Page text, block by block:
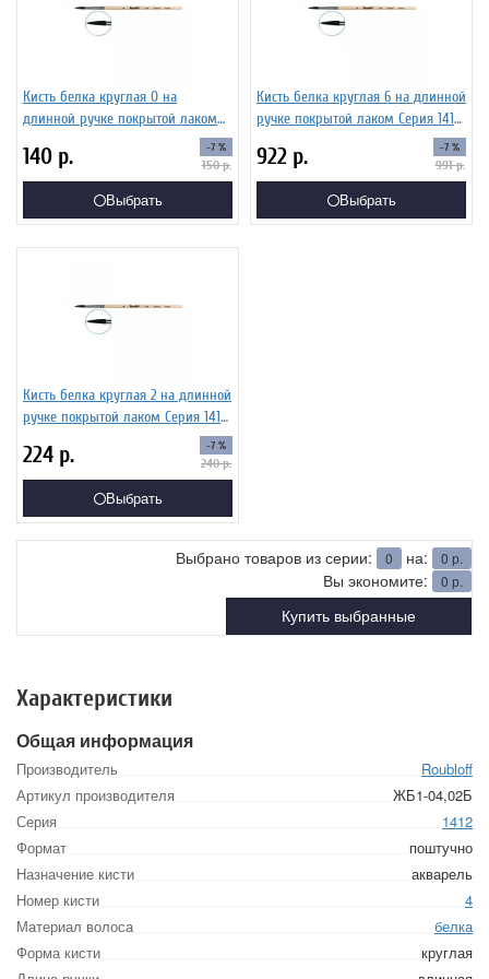
Кисть белка круглая 0 на
длинной ручке покрытой лаком
140 р. -7 %
150р.
Выбрать
Кисть белка круглая 6 на длинной
ручке покрытой лаком Серия 1412
922 р. -7 %
991р.
Выбрать
Кисть белка круглая 2 на длинной
ручке покрытой лаком Серия 1412
224 р. -7 %
240р.
Выбрать
Выбрано товаров из серии: 0 на: 0 р.
Вы экономите: 0 р.
Купить выбранные
Характеристики
Общая информация
Производитель
Roubloff
Артикул производителя
ЖБ1-04,02Б
Серия
1412
Формат
поштучно
Назначение кисти
акварель
Номер кисти
4
Материал волоса
белка
Форма кисти
круглая